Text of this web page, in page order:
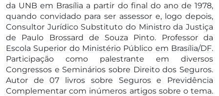
da UNB em Brasília a partir do final do ano de 1978,
quando convidado para ser assessor e, logo depois,
Consultor Jurídico Substituto do Ministro da Justiça
de Paulo Brossard de Souza Pinto. Professor da
Escola Superior do Ministério Público em Brasília/DF.
Participação como palestrante em diversos
Congressos e Seminários sobre Direito dos Seguros.
Autor de 07 livros sobre Seguros e Previdência
Complementar com inúmeros artigos sobre o tema.